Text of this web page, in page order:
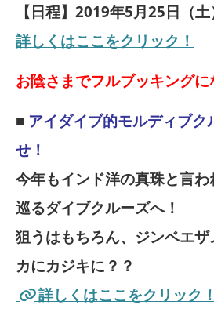
【日程】2019年5月25日（土
詳しくはここをクリック！
お陰さまでフルブッキングに
■ アイダイブ的モルディブク
せ！
今年もインド洋の真珠と言
巡るダイブクルーズへ！
狙うはもちろん、ジンベエ
カにカジキに？？
詳しくはここをクリック！